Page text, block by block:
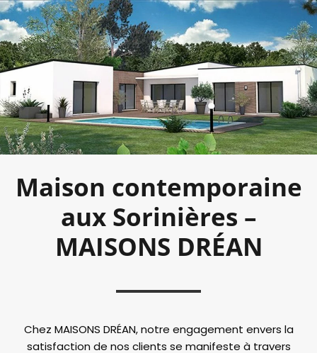
Maison contemporaine
aux Sorinières –
MAISONS DRÉAN
Chez MAISONS DRÉAN, notre engagement envers la
satisfaction de nos clients se manifeste à travers